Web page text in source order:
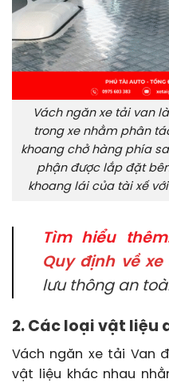
Vách ngăn xe tải van
trong xe nhằm phân
khoang chở hàng phía
phận được lắp đặt
khoang lái của tài xế
Tìm hiểu
Quy định về
lưu thông an
2. Các loại vật liệu
Vách ngăn xe tải Van
vật liệu khác nhau